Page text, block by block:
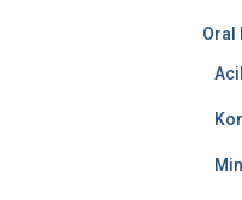
Oral